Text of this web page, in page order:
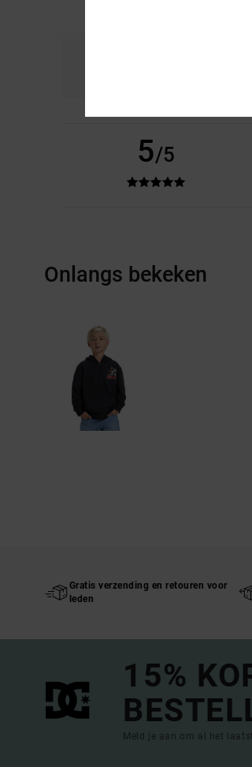
5/5
Onlangs bekeken
Gratis verzending en retouren voor
leden
15%
Meld je aan om al het